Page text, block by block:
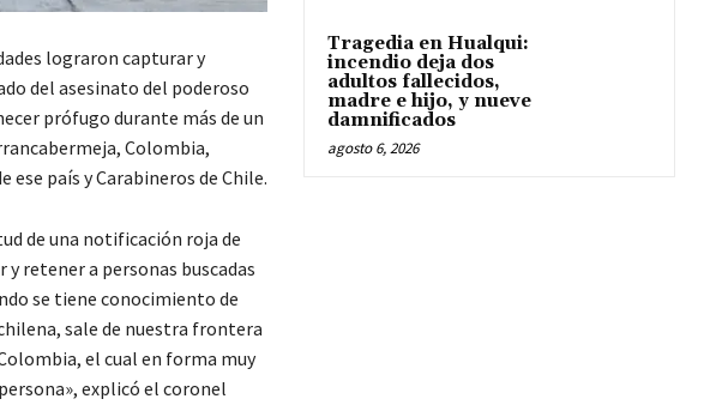
lograron capturar y
del asesinato del poderoso
prófugo durante más de un
Colombia,
país y Carabineros de Chile.
de una notificación roja de
retener a personas buscadas
se tiene conocimiento de
sale de nuestra frontera
el cual en forma muy
explicó el coronel
Tragedia en Hualqui:
incendio deja dos
adultos fallecidos,
madre e hijo, y nueve
damnificados
agosto 6, 2026